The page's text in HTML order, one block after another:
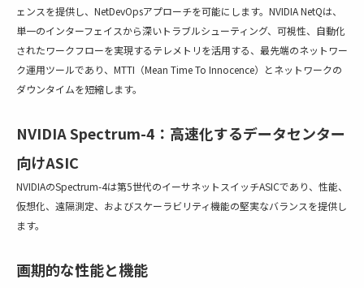
ェンスを提供し、NetDevOpsアプローチを可能にします。NVIDIA NetQは、
単一のインターフェイスから深いトラブルシューティング、可視性、自動化
されたワークフローを実現するテレメトリを活用する、最先端のネットワー
ク運用ツールであり、MTTI（Mean Time To Innocence）とネットワークの
ダウンタイムを短縮します。
NVIDIA Spectrum-4：高速化するデータセンター
向けASIC
NVIDIAのSpectrum-4は第5世代のイーサネットスイッチASICであり、性能、
仮想化、遠隔測定、およびスケーラビリティ機能の堅実なバランスを提供し
ます。
画期的な性能と機能